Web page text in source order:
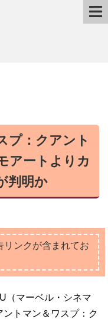
プ：クアント
アートよりカ
判明か
リンクが含まれてお
（マーベル・シネマ
トマン＆ワスプ：ク